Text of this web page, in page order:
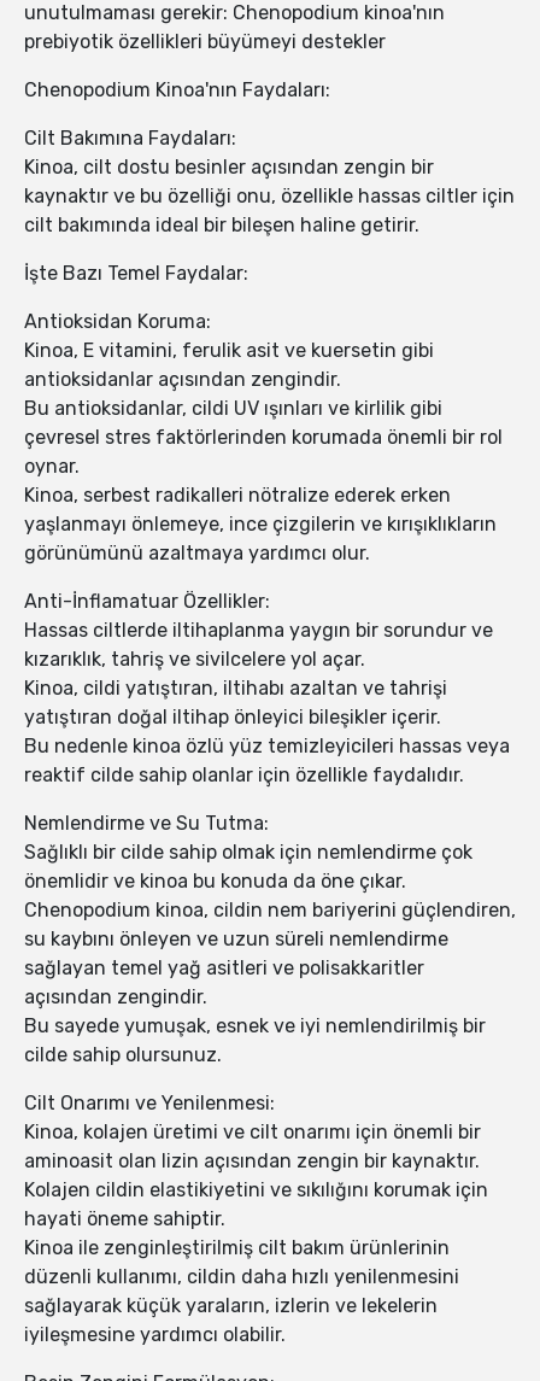
unutulmaması gerekir: Chenopodium kinoa'nın
prebiyotik özellikleri büyümeyi destekler
Chenopodium Kinoa'nın Faydaları:
Cilt Bakımına Faydaları:
Kinoa, cilt dostu besinler açısından zengin bir
kaynaktır ve bu özelliği onu, özellikle hassas ciltler için
cilt bakımında ideal bir bileşen haline getirir.
İşte Bazı Temel Faydalar:
Antioksidan Koruma:
Kinoa, E vitamini, ferulik asit ve kuersetin gibi
antioksidanlar açısından zengindir.
Bu antioksidanlar, cildi UV ışınları ve kirlilik gibi
çevresel stres faktörlerinden korumada önemli bir rol
oynar.
Kinoa, serbest radikalleri nötralize ederek erken
yaşlanmayı önlemeye, ince çizgilerin ve kırışıklıkların
görünümünü azaltmaya yardımcı olur.
Anti-İnflamatuar Özellikler:
Hassas ciltlerde iltihaplanma yaygın bir sorundur ve
kızarıklık, tahriş ve sivilcelere yol açar.
Kinoa, cildi yatıştıran, iltihabı azaltan ve tahrişi
yatıştıran doğal iltihap önleyici bileşikler içerir.
Bu nedenle kinoa özlü yüz temizleyicileri hassas veya
reaktif cilde sahip olanlar için özellikle faydalıdır.
Nemlendirme ve Su Tutma:
Sağlıklı bir cilde sahip olmak için nemlendirme çok
önemlidir ve kinoa bu konuda da öne çıkar.
Chenopodium kinoa, cildin nem bariyerini güçlendiren,
su kaybını önleyen ve uzun süreli nemlendirme
sağlayan temel yağ asitleri ve polisakkaritler
açısından zengindir.
Bu sayede yumuşak, esnek ve iyi nemlendirilmiş bir
cilde sahip olursunuz.
Cilt Onarımı ve Yenilenmesi:
Kinoa, kolajen üretimi ve cilt onarımı için önemli bir
aminoasit olan lizin açısından zengin bir kaynaktır.
Kolajen cildin elastikiyetini ve sıkılığını korumak için
hayati öneme sahiptir.
Kinoa ile zenginleştirilmiş cilt bakım ürünlerinin
düzenli kullanımı, cildin daha hızlı yenilenmesini
sağlayarak küçük yaraların, izlerin ve lekelerin
iyileşmesine yardımcı olabilir.